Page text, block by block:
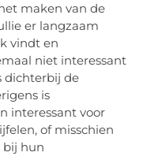
maken van de
er langzaam
vindt en
niet interessant
dichterbij de
is
interessant voor
of misschien
bij hun